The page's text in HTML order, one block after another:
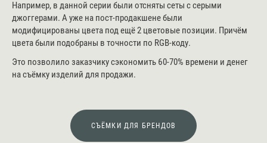
Например, в данной серии были отсняты сеты с серыми
джоггерами. А уже на пост-продакшене были
модифицированы цвета под ещё 2 цветовые позиции. Причём
цвета были подобраны в точности по RGB-коду.
Это позволило заказчику сэкономить 60-70% времени и денег
на съёмку изделий для продажи.
СЪЁМКИ ДЛЯ БРЕНДОВ